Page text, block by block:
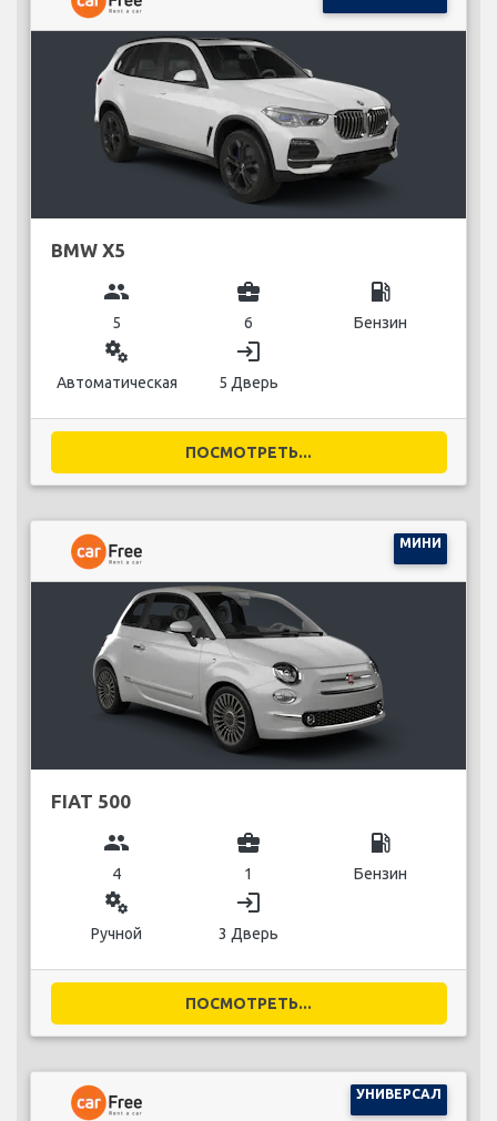
BMW X5
group
5
business_center
6
local_gas_station
Бензин
miscellaneous_services
Автоматическая
login
5 Дверь
ПОСМОТРЕТЬ...
МИНИ
FIAT 500
group
4
business_center
1
local_gas_station
Бензин
miscellaneous_services
Ручной
login
3 Дверь
ПОСМОТРЕТЬ...
УНИВЕРСАЛ